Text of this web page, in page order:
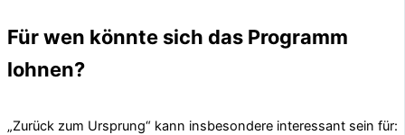
Für wen könnte sich das Programm
lohnen?
„Zurück zum Ursprung“ kann insbesondere interessant sein für: